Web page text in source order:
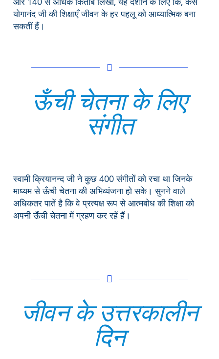
योगानंद जी की शिक्षाएँ जीवन के हर पहलू को आध्यात्मिक बना
सकतीं हैं।
ऊँची चेतना के लिए
संगीत
स्वामी क्रियानन्द जी ने कुछ 400 संगीतों को रचा था जिनके
माध्यम से ऊँची चेतना की अभिव्यंजना हो सके। सुनने वाले
अधिकतर पातें है कि वे प्रत्यक्ष रूप से आत्मबोध की शिक्षा को
अपनी ऊँची चेतना में ग्रहण कर रहें हैं।
जीवन के उत्तरकालीन
दिन